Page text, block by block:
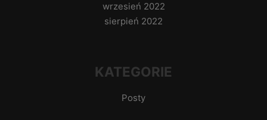
wrzesień 2022
sierpień 2022
KATEGORIE
Posty